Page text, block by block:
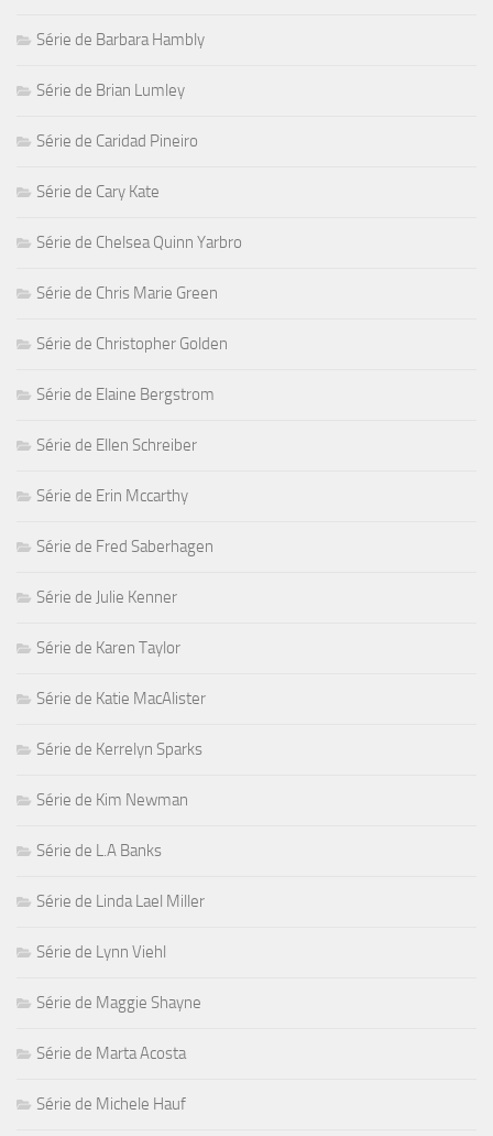
Série de Barbara Hambly
Série de Brian Lumley
Série de Caridad Pineiro
Série de Cary Kate
Série de Chelsea Quinn Yarbro
Série de Chris Marie Green
Série de Christopher Golden
Série de Elaine Bergstrom
Série de Ellen Schreiber
Série de Erin Mccarthy
Série de Fred Saberhagen
Série de Julie Kenner
Série de Karen Taylor
Série de Katie MacAlister
Série de Kerrelyn Sparks
Série de Kim Newman
Série de L.A Banks
Série de Linda Lael Miller
Série de Lynn Viehl
Série de Maggie Shayne
Série de Marta Acosta
Série de Michele Hauf